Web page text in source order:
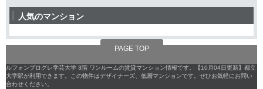
人気のマンション
PAGE TOP
ルフォンプログレ学芸大学 3階 ワンルームの賃貸マンション情報です。【10月04日更新】都立
大学駅が利用できます。この物件はデザイナーズ、低層マンションです。ぜひお気軽にお問い
合わせください。